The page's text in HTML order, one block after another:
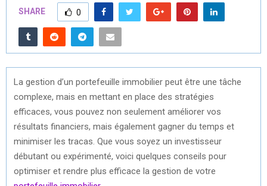
SHARE 0
La gestion d’un portefeuille immobilier peut être une tâche
complexe, mais en mettant en place des stratégies
efficaces, vous pouvez non seulement améliorer vos
résultats financiers, mais également gagner du temps et
minimiser les tracas. Que vous soyez un investisseur
débutant ou expérimenté, voici quelques conseils pour
optimiser et rendre plus efficace la gestion de votre